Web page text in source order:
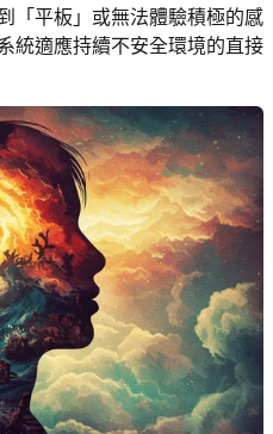
「平板」或無法體驗積極的感
統適應持續不安全環境的直接